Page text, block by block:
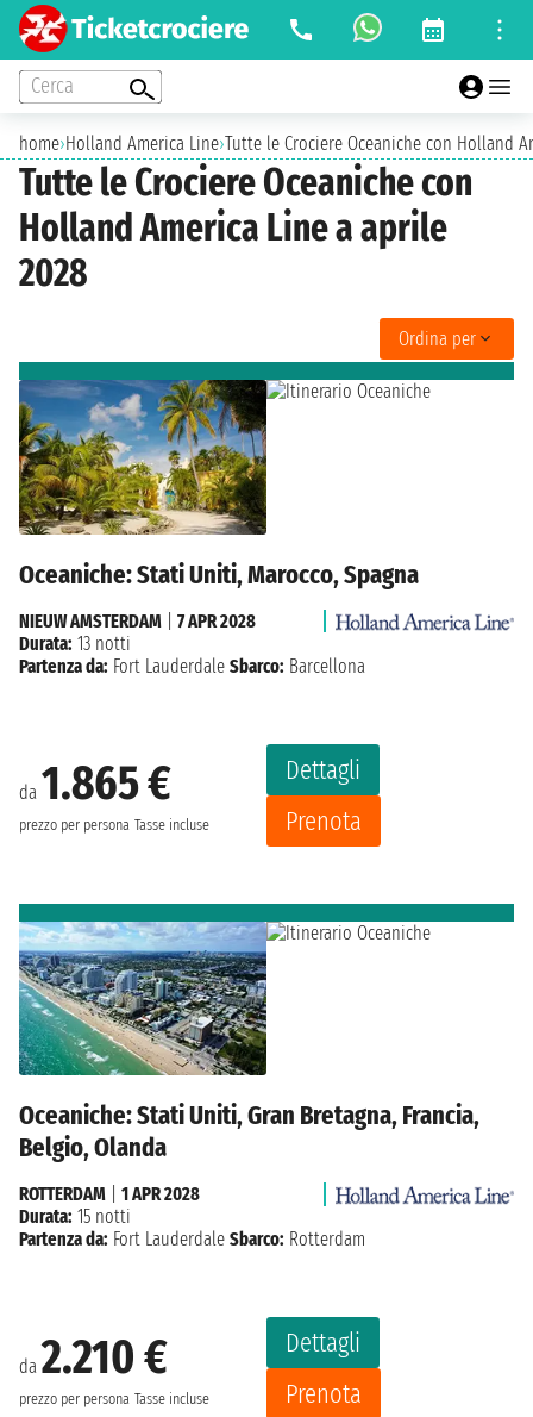
Cerca
home›Holland America Line›Tutte le Crociere Oceaniche con Holland
Tutte le Crociere Oceaniche con
Holland America Line a aprile
2028
Ordina per
Oceaniche: Stati Uniti, Marocco, Spagna
da 1.865 €
prezzo per persona Tasse incluse
Dettagli
Prenota
NIEUW AMSTERDAM
7 APR 2028
Durata: 13 notti
Partenza da: Fort Lauderdale Sbarco: Barcellona
Oceaniche: Stati Uniti, Gran Bretagna, Francia,
Belgio, Olanda
da 2.210 €
prezzo per persona Tasse incluse
Dettagli
Prenota
ROTTERDAM
1 APR 2028
Durata: 15 notti
Partenza da: Fort Lauderdale Sbarco: Rotterdam